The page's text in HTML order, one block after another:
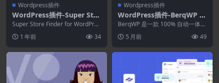
Wordpress插件
WordPress插件-Super Stor
e Finder for WordPress (G
oogle Maps Store Locato
r) 7.6.0
Super Store Finder for WordPres
1 年前 34
Wordpress插件
WordPress插件-BerqWP 3.
1.17–自动一体化页面速度优
化插件
BerqWP 是一款 100% 自动一体化
过核心 ...
5 月前 49